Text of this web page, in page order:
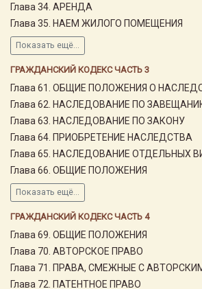
Глава 34. АРЕНДА
Глава 35. НАЕМ ЖИЛОГО ПОМЕЩЕНИЯ
Показать ещё...
ГРАЖДАНСКИЙ КОДЕКС ЧАСТЬ 3
Глава 61. ОБЩИЕ ПОЛОЖЕНИЯ О
Глава 62. НАСЛЕДОВАНИЕ ПО
Глава 63. НАСЛЕДОВАНИЕ ПО ЗАКОНУ
Глава 64. ПРИОБРЕТЕНИЕ НАСЛЕДСТВА
Глава 65. НАСЛЕДОВАНИЕ ОТДЕЛЬНЫХ
Глава 66. ОБЩИЕ ПОЛОЖЕНИЯ
Показать ещё...
ГРАЖДАНСКИЙ КОДЕКС ЧАСТЬ 4
Глава 69. ОБЩИЕ ПОЛОЖЕНИЯ
Глава 70. АВТОРСКОЕ ПРАВО
Глава 71. ПРАВА, СМЕЖНЫЕ С
Глава 72. ПАТЕНТНОЕ ПРАВО